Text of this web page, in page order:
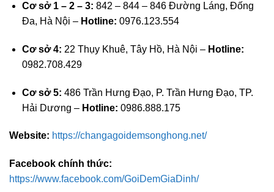
Cơ sở 1 – 2 – 3: 842 – 844 – 846 Đường Láng, Đống
Đa, Hà Nội – Hotline: 0976.123.554
Cơ sở 4: 22 Thụy Khuê, Tây Hồ, Hà Nội – Hotline:
0982.708.429
Cơ sở 5: 486 Trần Hưng Đạo, P. Trần Hưng Đạo, TP.
Hải Dương – Hotline: 0986.888.175
Website: https://changagoidemsonghong.net/
Facebook chính thức:
https://www.facebook.com/GoiDemGiaDinh/